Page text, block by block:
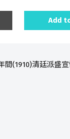
Add
間(1910)清廷派盛